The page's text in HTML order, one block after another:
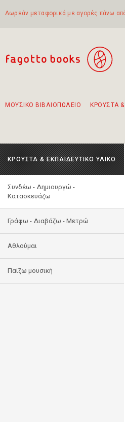
Δωρεάν μεταφορικά με αγορές πάνω
ΜΟΥΣΙΚΟ ΒΙΒΛΙΟΠΩΛΕΙΟ ΚΡΟΥΣΤΑ &
ΚΡΟΥΣΤΑ & ΕΚΠΑΙΔΕΥΤΙΚΟ ΥΛΙΚΟ
Συνδέω - Δημιουργώ -
Kατασκευάζω
Γράφω - Διαβάζω - Μετρώ
Αθλούμαι
Παίζω μουσική